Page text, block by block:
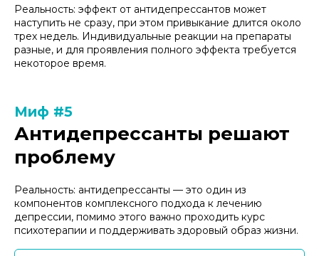
Реальность: эффект от антидепрессантов может
наступить не сразу, при этом привыкание длится около
трех недель. Индивидуальные реакции на препараты
разные, и для проявления полного эффекта требуется
некоторое время.
Миф #5
Антидепрессанты решают
проблему
Реальность: антидепрессанты — это один из
компонентов комплексного подхода к лечению
депрессии, помимо этого важно проходить курс
психотерапии и поддерживать здоровый образ жизни.